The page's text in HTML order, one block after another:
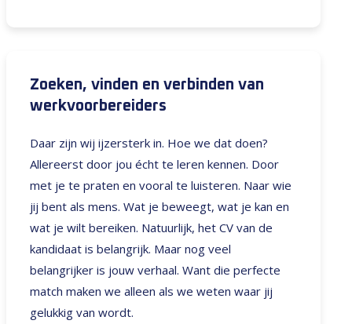
Zoeken, vinden en verbinden van
werkvoorbereiders
Daar zijn wij ijzersterk in. Hoe we dat doen?
Allereerst door jou écht te leren kennen. Door
met je te praten en vooral te luisteren. Naar wie
jij bent als mens. Wat je beweegt, wat je kan en
wat je wilt bereiken. Natuurlijk, het CV van de
kandidaat is belangrijk. Maar nog veel
belangrijker is jouw verhaal. Want die perfecte
match maken we alleen als we weten waar jij
gelukkig van wordt.